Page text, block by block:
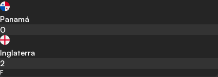
Panamá
0
Inglaterra
2
F